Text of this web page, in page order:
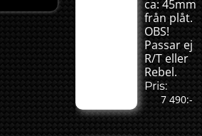
ca: 45mm
från plåt.
OBS!
Passar ej
R/T eller
Rebel.
Pris:
7 490:-